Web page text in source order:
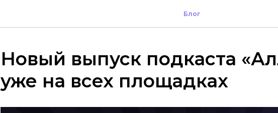
Блог
Новый выпуск подкаста
уже на всех площадках